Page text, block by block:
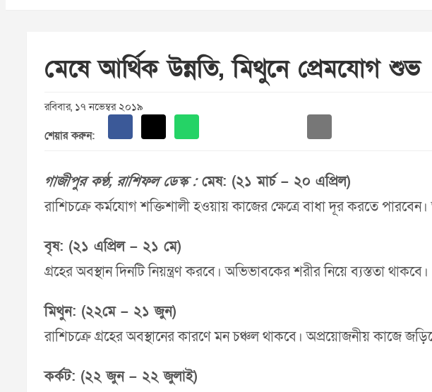
মেষে আর্থিক উন্নতি, মিথুনে প্রেমযোগ শুভ
রবিবার, ১৭ নভেম্বর ২০১৯
শেয়ার করুন:
গাজীপুর কণ্ঠ, রাশিফল ডেস্ক :মেষ: (২১ মার্চ – ২০ এপ্রিল)
রাশিচক্রে কর্মযোগ শক্তিশালী হওয়ায় কাজের ক্ষেত্রে বাধা দূর করতে
বৃষ: (২১ এপ্রিল – ২১ মে)
গ্রহের অবস্থান দিনটি নিয়ন্ত্রণ করবে। অভিভাবকের শরীর নিয়ে ব্যস্ততা
মিথুন: (২২মে – ২১ জুন)
রাশিচক্রে গ্রহের অবস্থানের কারণে মন চঞ্চল থাকবে। অপ্রয়োজনীয় কাজে
কর্কট: (২২ জুন – ২২ জুলাই)